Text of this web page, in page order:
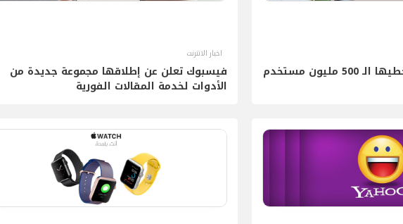
إنستجرام تعلن عن تخطيها الـ 500 مليون مستخدم
اخبار الانترنت
فيسبوك تعلن عن إطلاقها مجموعة جديدة من
الأدوات لخدمة المقالات الفورية